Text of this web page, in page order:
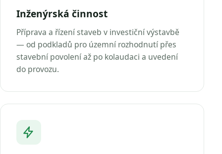
Inženýrská činnost
Příprava a řízení staveb v investiční výstavbě
— od podkladů pro územní rozhodnutí přes
stavební povolení až po kolaudaci a uvedení
do provozu.